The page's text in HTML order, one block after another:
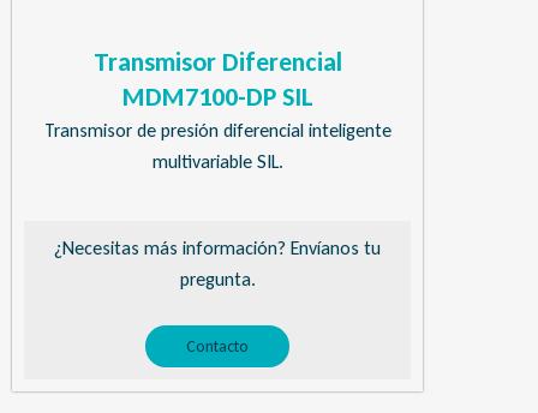
Transmisor Diferencial
MDM7100-DP SIL
Transmisor de presión diferencial inteligente
multivariable SIL.
¿Necesitas más información? Envíanos tu
pregunta.
Contacto